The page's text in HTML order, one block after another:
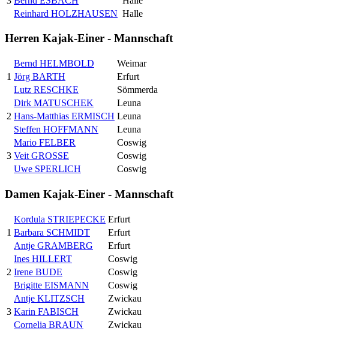
Reinhard HOLZHAUSEN Halle
Herren Kajak-Einer - Mannschaft
1
Bernd HELMBOLD
Weimar
Jörg BARTH
Erfurt
Lutz RESCHKE
Sömmerda
2
Dirk MATUSCHEK
Leuna
Hans-Matthias ERMISCH Leuna
Steffen HOFFMANN
Leuna
3
Mario FELBER
Coswig
Veit GROSSE
Coswig
Uwe SPERLICH
Coswig
Damen Kajak-Einer - Mannschaft
1
Kordula STRIEPECKE Erfurt
Barbara SCHMIDT
Erfurt
Antje GRAMBERG
Erfurt
2
Ines HILLERT
Coswig
Irene BUDE
Coswig
Brigitte EISMANN
Coswig
3
Antje KLITZSCH
Zwickau
Karin FABISCH
Zwickau
Cornelia BRAUN
Zwickau